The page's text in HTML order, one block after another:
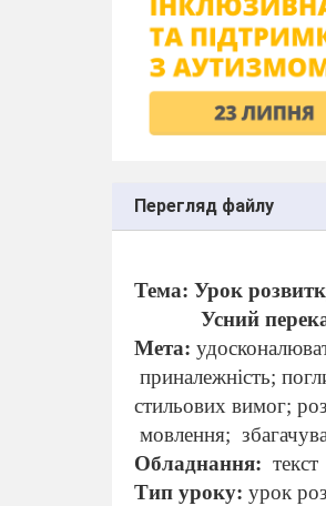
Перегляд файлу
Тема: Урок
Усний
Мета:
приналежність;
стильових вимог;
мовлення;
Обладнання: текст
Тип уроку: урок